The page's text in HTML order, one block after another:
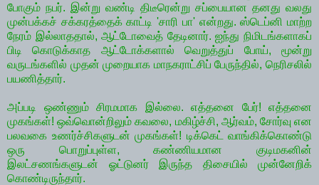
போகும் நபர். இன்று வண்டி திடீரென்று சப்பையான தனது வலது
முன்பக்கச் சக்கரத்தைக் காட்டி 'சாரி பா' என்றது. ஸ்டெப்னி மாற்ற
நேரம் இல்லாததால், ஆட்டோவைத் தேடினார். ஐந்து நிமிடங்களாகப்
பிடி கொடுக்காத ஆட்டோக்களால் வெறுத்துப் போய், மூன்று
வருடங்களில் முதன் முறையாக மாநகராட்சிப் பேருந்தில், நெரிசலில்
பயணித்தார்.
அப்படி ஒண்ணும் சிரமமாக இல்லை. எத்தனை பேர்! எத்தனை
முகங்கள்! ஒவ்வொன்றிலும் கவலை, மகிழ்ச்சி, ஆர்வம், சோர்வு என
பலவகை உணர்ச்சிகளுடன் முகங்கள்! டிக்கெட் வாங்கிக்கொண்டு
ஒரு பொறுப்புள்ள, கண்ணியமான குடிமகனின்
இலட்சணங்களுடன் ஓட்டுனர் இருந்த திசையில் முன்னேறிக்
கொண்டிருந்தார்.